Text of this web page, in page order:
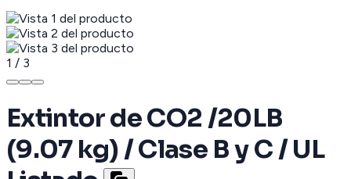
1 / 3
Extintor de CO2 /20LB
(9.07 kg) / Clase B y C / UL